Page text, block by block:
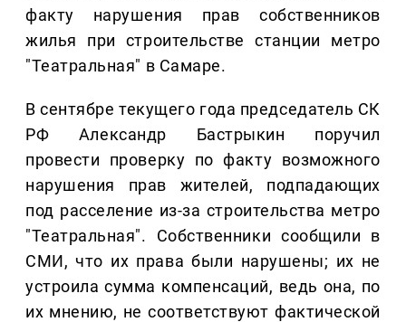
факту нарушения прав собственников
жилья при строительстве станции метро
"Театральная" в Самаре.
В сентябре текущего года председатель СК
РФ Александр Бастрыкин поручил
провести проверку по факту возможного
нарушения прав жителей, подпадающих
под расселение из-за строительства метро
"Театральная". Собственники сообщили в
СМИ, что их права были нарушены; их не
устроила сумма компенсаций, ведь она, по
их мнению, не соответствуют фактической